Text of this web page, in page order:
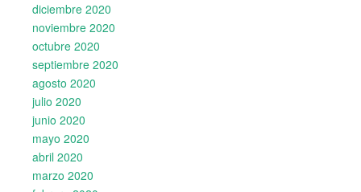
diciembre 2020
noviembre 2020
octubre 2020
septiembre 2020
agosto 2020
julio 2020
junio 2020
mayo 2020
abril 2020
marzo 2020